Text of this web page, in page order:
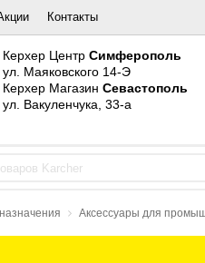
Контакты
Керхер Центр Симферополь
ул. Маяковского 14-Э
Керхер Магазин Севастополь
ул. Вакуленчука, 33-а
Аксессуары для